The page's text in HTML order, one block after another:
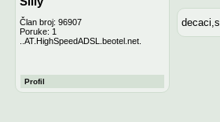
Član broj: 96907
Poruke: 1
..AT.HighSpeedADSL.beotel.net.
Profil